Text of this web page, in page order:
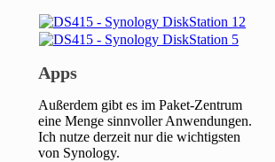
Apps
Außerdem gibt es im Paket-Zentrum
eine Menge sinnvoller Anwendungen.
Ich nutze derzeit nur die wichtigsten
von Synology.